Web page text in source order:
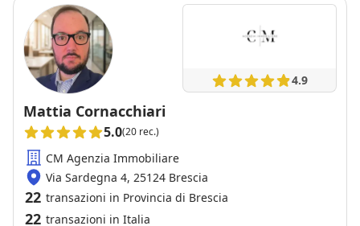
4.9
Mattia Cornacchiari
5.0(20 rec.)
CM Agenzia Immobiliare
Via Sardegna 4, 25124 Brescia
22 transazioni in Provincia di Brescia
22 transazioni in Italia